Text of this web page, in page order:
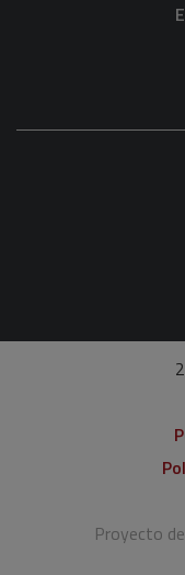
Proyecto